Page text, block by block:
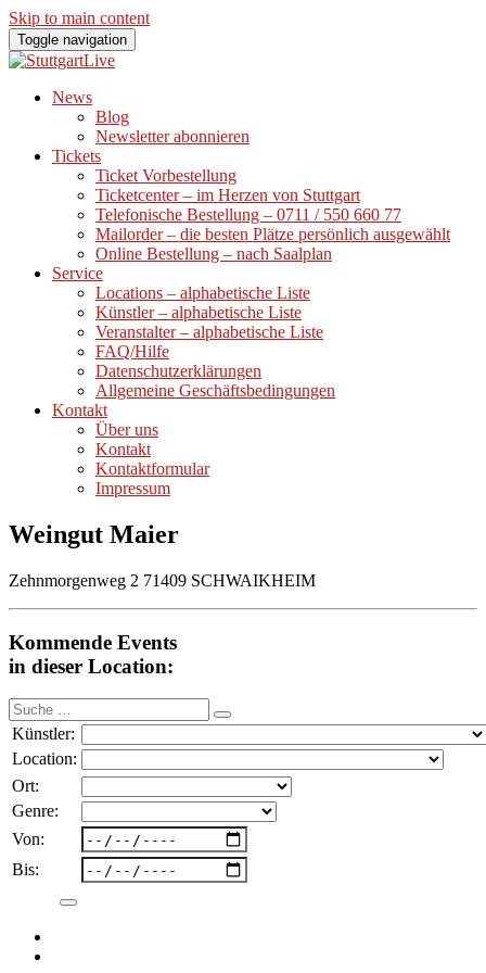
Skip to main content
Toggle navigation
News
Blog
Newsletter abonnieren
Tickets
Ticket Vorbestellung
Ticketcenter – im Herzen von Stuttgart
Telefonische Bestellung – 0711 / 550 660 77
Mailorder – die besten Plätze persönlich ausgewählt
Online Bestellung – nach Saalplan
Service
Locations – alphabetische Liste
Künstler – alphabetische Liste
Veranstalter – alphabetische Liste
FAQ/Hilfe
Datenschutzerklärungen
Allgemeine Geschäftsbedingungen
Kontakt
Über uns
Kontakt
Kontaktformular
Impressum
Weingut Maier
Zehnmorgenweg 2 71409 SCHWAIKHEIM
Kommende Events
in dieser Location:
Suche
nach:
Künstler:
Location:
Ort:
Genre:
Von:
Bis: